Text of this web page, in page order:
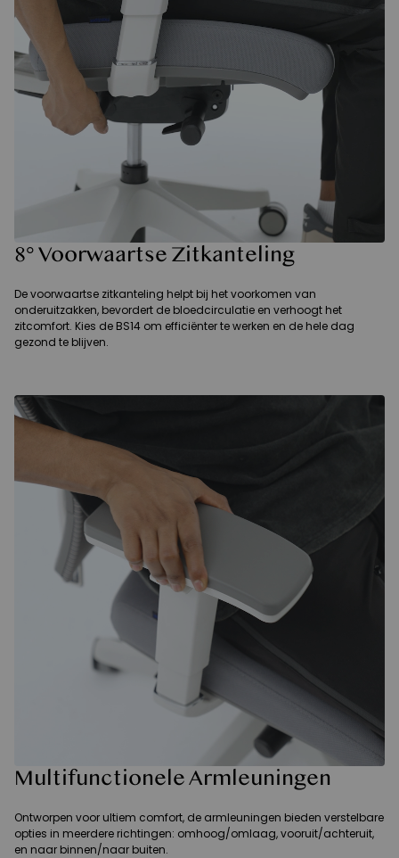
8° Voorwaartse Zitkanteling
De voorwaartse zitkanteling helpt bij het voorkomen van
onderuitzakken, bevordert de bloedcirculatie en verhoogt het
zitcomfort. Kies de BS14 om efficiënter te werken en de hele dag
gezond te blijven.
Multifunctionele Armleuningen
Ontworpen voor ultiem comfort, de armleuningen bieden verstelbare
opties in meerdere richtingen: omhoog/omlaag, vooruit/achteruit,
en naar binnen/naar buiten.